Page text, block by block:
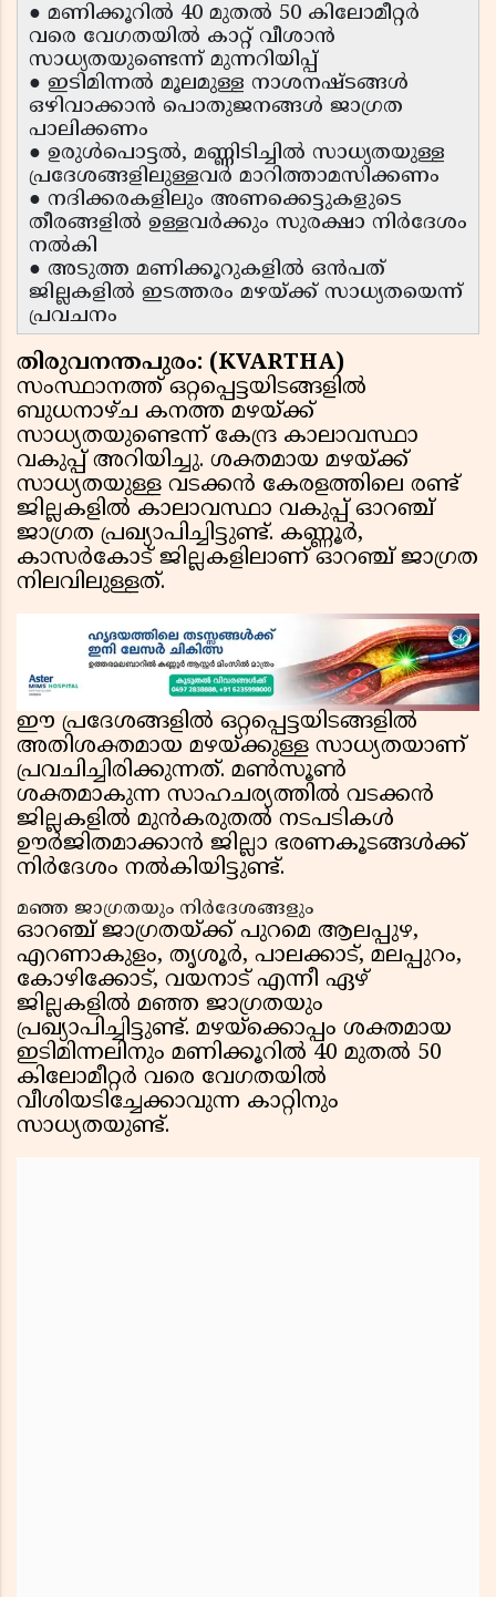
● മണിക്കൂറിൽ 40 മുതൽ 50 കിലോമീറ്റർ
വരെ വേഗതയിൽ കാറ്റ് വീശാൻ
സാധ്യതയുണ്ടെന്ന് മുന്നറിയിപ്പ്
● ഇടിമിന്നൽ മൂലമുള്ള നാശനഷ്ടങ്ങൾ
ഒഴിവാക്കാൻ പൊതുജനങ്ങൾ ജാഗ്രത
പാലിക്കണം
● ഉരുൾപൊട്ടൽ, മണ്ണിടിച്ചിൽ സാധ്യതയുള്ള
പ്രദേശങ്ങളിലുള്ളവർ മാറിത്താമസിക്കണം
● നദിക്കരകളിലും അണക്കെട്ടുകളുടെ
തീരങ്ങളിൽ ഉള്ളവർക്കും സുരക്ഷാ നിർദേശം
നൽകി
● അടുത്ത മണിക്കൂറുകളിൽ ഒൻപത്
ജില്ലകളിൽ ഇടത്തരം മഴയ്ക്ക് സാധ്യതയെന്ന്
പ്രവചനം
തിരുവനന്തപുരം: (KVARTHA)
സംസ്ഥാനത്ത് ഒറ്റപ്പെട്ടയിടങ്ങളിൽ
ബുധനാഴ്ച കനത്ത മഴയ്ക്ക്
സാധ്യതയുണ്ടെന്ന് കേന്ദ്ര കാലാവസ്ഥാ
വകുപ്പ് അറിയിച്ചു. ശക്തമായ മഴയ്ക്ക്
സാധ്യതയുള്ള വടക്കൻ കേരളത്തിലെ രണ്ട്
ജില്ലകളിൽ കാലാവസ്ഥാ വകുപ്പ് ഓറഞ്ച്
ജാഗ്രത പ്രഖ്യാപിച്ചിട്ടുണ്ട്. കണ്ണൂർ,
കാസർകോട് ജില്ലകളിലാണ് ഓറഞ്ച് ജാഗ്രത
നിലവിലുള്ളത്.
ഈ പ്രദേശങ്ങളിൽ ഒറ്റപ്പെട്ടയിടങ്ങളിൽ
അതിശക്തമായ മഴയ്ക്കുള്ള സാധ്യതയാണ്
പ്രവചിച്ചിരിക്കുന്നത്. മൺസൂൺ
ശക്തമാകുന്ന സാഹചര്യത്തിൽ വടക്കൻ
ജില്ലകളിൽ മുൻകരുതൽ നടപടികൾ
ഊർജിതമാക്കാൻ ജില്ലാ ഭരണകൂടങ്ങൾക്ക്
നിർദേശം നൽകിയിട്ടുണ്ട്.
മഞ്ഞ ജാഗ്രതയും നിർദേശങ്ങളും
ഓറഞ്ച് ജാഗ്രതയ്ക്ക് പുറമെ ആലപ്പുഴ,
എറണാകുളം, തൃശൂർ, പാലക്കാട്, മലപ്പുറം,
കോഴിക്കോട്, വയനാട് എന്നീ ഏഴ്
ജില്ലകളിൽ മഞ്ഞ ജാഗ്രതയും
പ്രഖ്യാപിച്ചിട്ടുണ്ട്. മഴയ്ക്കൊപ്പം ശക്തമായ
ഇടിമിന്നലിനും മണിക്കൂറിൽ 40 മുതൽ 50
കിലോമീറ്റർ വരെ വേഗതയിൽ
വീശിയടിച്ചേക്കാവുന്ന കാറ്റിനും
സാധ്യതയുണ്ട്.